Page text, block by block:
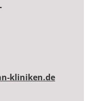
kliniken.de